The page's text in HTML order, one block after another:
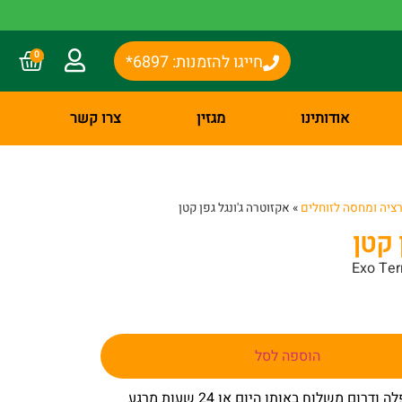
חייגו להזמנות: 6897* 0
אודותינו מגזין צרו קשר
ומחסה לזוחלים » אקזוטרה ג'ונגל גפן קטן
קטן
Exo
הוספה לסל